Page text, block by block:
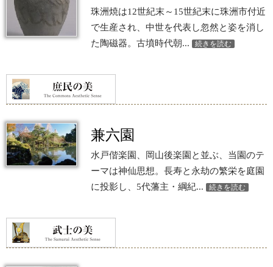
珠洲焼は12世紀末～15世紀末に珠洲市付近
で生産され、中世を代表し忽然と姿を消し
た陶磁器。古墳時代朝...
続きを読む
兼六園
水戸偕楽園、岡山後楽園と並ぶ、当園のテ
ーマは神仙思想。長寿と永劫の繁栄を庭園
に投影し、5代藩主・綱紀...
続きを読む